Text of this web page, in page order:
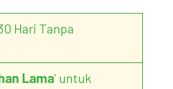
Hari Tanpa
Lama’ untuk